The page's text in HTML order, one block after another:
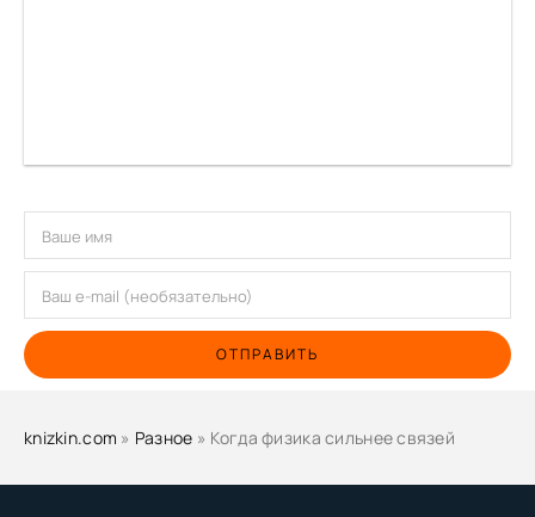
ОТПРАВИТЬ
knizkin.com » Разное » Когда физика сильнее связей